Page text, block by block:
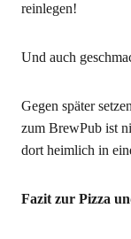
reinlegen!
Und auch
Gegen später
zum BrewPub ist
dort heimlich in
Fazit zur Pizza